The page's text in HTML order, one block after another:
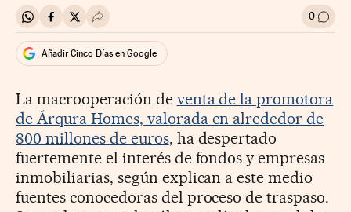
Compartir en Whatsapp
Compartir en Facebook
Compartir en Twitter
Desplegar Redes Sociales 0 Ir a
Añadir Cinco Días en Google
La macrooperación de venta de la promotora
de Árqura Homes, valorada en alrededor de
800 millones de euros, ha despertado
fuertemente el interés de fondos y empresas
inmobiliarias, según explican a este medio
fuentes conocedoras del proceso de traspaso.